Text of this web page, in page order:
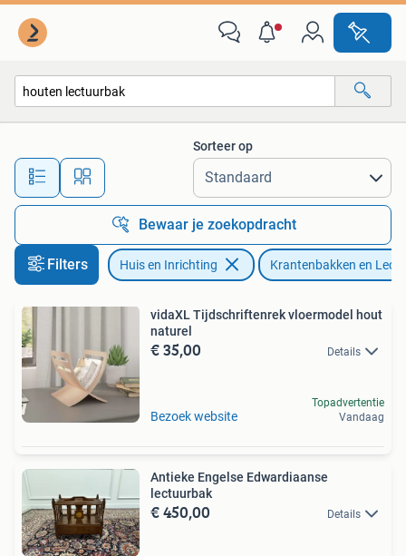
Alle afstanden…
Sorteer op
Bewaar je zoekopdracht
Filters Huis en Inrichting Krantenbakken en
vidaXL Tijdschriftenrek vloermodel hout
naturel
€ 35,00 Details
Bezoek website
Topadvertentie
Vandaag
Antieke Engelse Edwardiaanse
lectuurbak
€ 450,00 Details